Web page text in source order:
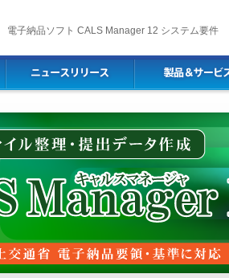
電子納品ソフト CALS Manager 12 システム要件